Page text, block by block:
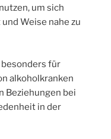
um sich
Weise nahe zu
besonders für
alkoholkranken
Beziehungen bei
in der